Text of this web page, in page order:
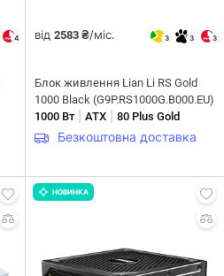
4 від 2583 ₴/міс. 3 3 3
Блок живлення Lian Li RS Gold
1000 Black (G9P.RS1000G.B000.EU)
1000 Вт| ATX 80 Plus Gold
Безкоштовна доставка
НОВИНКА